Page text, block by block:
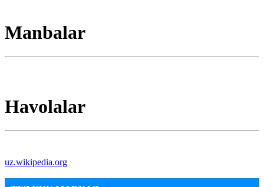
Manbalar
Havolalar
uz.wikipedia.org